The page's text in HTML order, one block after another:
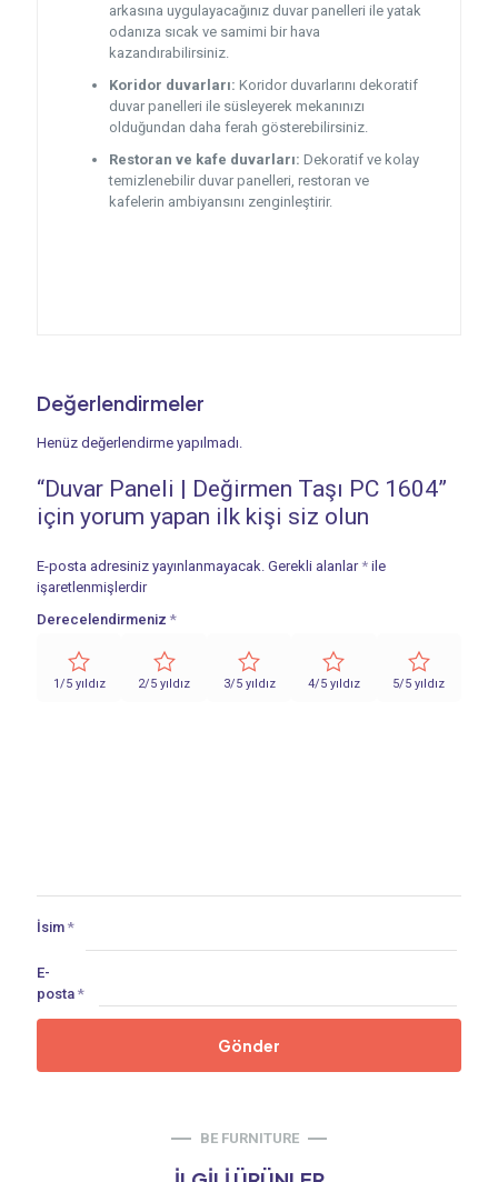
arkasına uygulayacağınız duvar panelleri ile yatak
odanıza sıcak ve samimi bir hava
kazandırabilirsiniz.
Koridor duvarları: Koridor duvarlarını dekoratif
duvar panelleri ile süsleyerek mekanınızı
olduğundan daha ferah gösterebilirsiniz.
Restoran ve kafe duvarları: Dekoratif ve kolay
temizlenebilir duvar panelleri, restoran ve
kafelerin ambiyansını zenginleştirir.
Değerlendirmeler
Henüz değerlendirme yapılmadı.
“Duvar Paneli | Değirmen Taşı PC 1604”
için yorum yapan ilk kişi siz olun
E-posta adresiniz yayınlanmayacak. Gerekli alanlar * ile
işaretlenmişlerdir
Derecelendirmeniz *
1/5 yıldız 2/5 yıldız 3/5 yıldız 4/5 yıldız 5/5 yıldız
İsim *
E-
posta *
BE FURNITURE